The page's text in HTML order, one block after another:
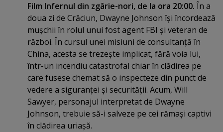
Film Infernul din zgârie-nori, de la ora 20:00. În a
doua zi de Crăciun, Dwayne Johnson îşi încordează
muşchii în rolul unui fost agent FBI şi veteran de
război. În cursul unei misiuni de consultanţă în
China, acesta se trezeşte implicat, fără voia lui,
într-un incendiu catastrofal chiar în clădirea pe
care fusese chemat să o inspecteze din punct de
vedere a siguranţei şi securităţii. Acum, Will
Sawyer, personajul interpretat de Dwayne
Johnson, trebuie să-i salveze pe cei rămaşi captivi
în clădirea uriaşă.